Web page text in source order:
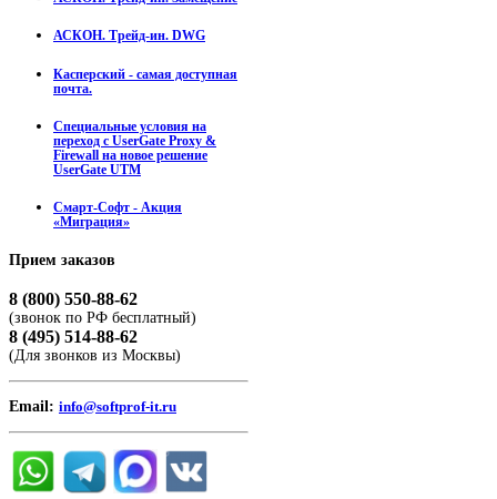
АСКОН. Трейд-ин. DWG
Касперский - самая доступная
почта.
Специальные условия на
переход с UserGate Proxy &
Firewall на новое решение
UserGate UTM
Смарт-Софт - Акция
«Миграция»
Прием заказов
8 (800) 550-88-62
(звонок по РФ бесплатный)
8 (495) 514-88-62
(Для звонков из Москвы)
Email: info@softprof-it.ru